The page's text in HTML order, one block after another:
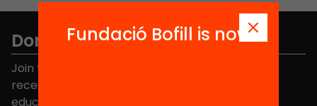
Don't miss anything.
Join the more than 40,000 people who already
receive news about initiatives and projects for
educational change in Catalonia.
Fundació Bofill is now